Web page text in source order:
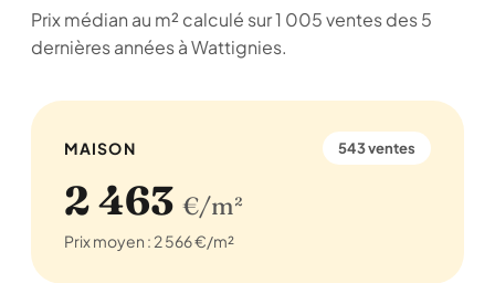
Prix médian au m² calculé sur 1 005 ventes des 5
dernières années à Wattignies.
MAISON 543 ventes
2 463 €/m²
Prix moyen : 2 566 €/m²